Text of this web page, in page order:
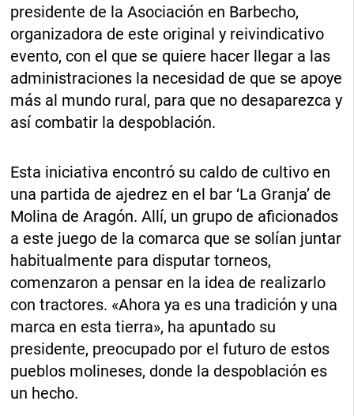
presidente de la Asociación en Barbecho,
organizadora de este original y reivindicativo
evento, con el que se quiere hacer llegar a las
administraciones la necesidad de que se apoye
más al mundo rural, para que no desaparezca y
así combatir la despoblación.
Esta iniciativa encontró su caldo de cultivo en
una partida de ajedrez en el bar ‘La Granja’ de
Molina de Aragón. Allí, un grupo de aficionados
a este juego de la comarca que se solían juntar
habitualmente para disputar torneos,
comenzaron a pensar en la idea de realizarlo
con tractores. «Ahora ya es una tradición y una
marca en esta tierra», ha apuntado su
presidente, preocupado por el futuro de estos
pueblos molineses, donde la despoblación es
un hecho.